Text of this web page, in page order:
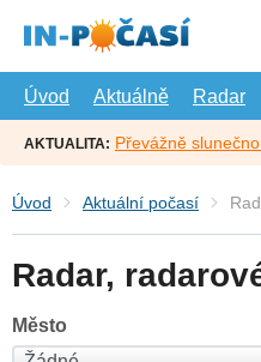
hlavní
Úvod
Aktuálně Radar
AKTUALITA: Převážně
Úvod Aktuální počasí
Radar,
Město